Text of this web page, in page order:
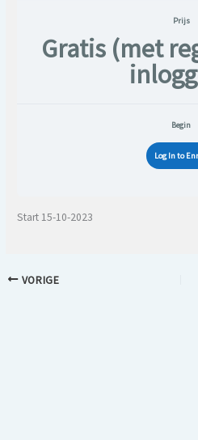
Prijs
Gratis (met
Begin
Log In to
Start 15-10-2023
VORIGE